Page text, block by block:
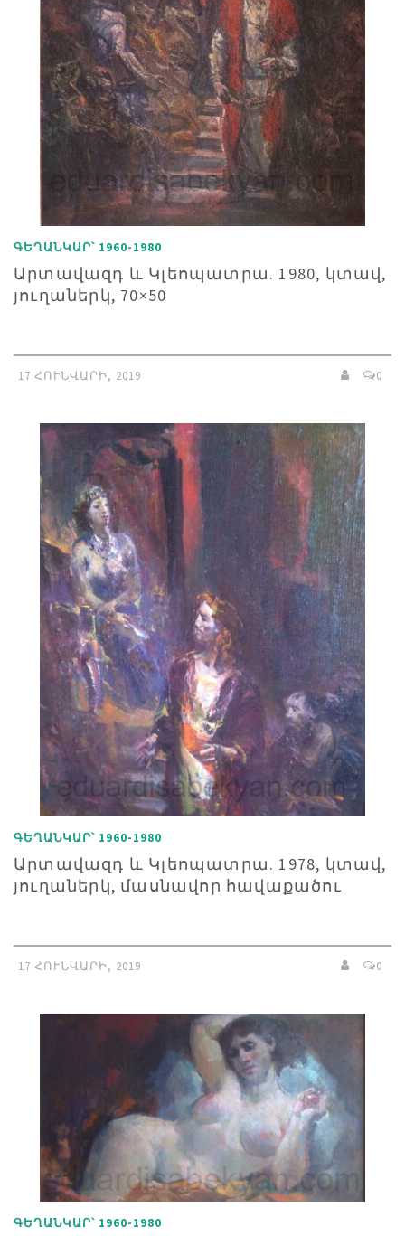
ԳԵՂԱՆԿԱՐ՝ 1960-1980
Արտավազդ և Կլեոպատրա. 1980, կտավ,
յուղաներկ, 70×50
17 ՀՈՒՆՎԱՐԻ, 2019 0
ԳԵՂԱՆԿԱՐ՝ 1960-1980
Արտավազդ և Կլեոպատրա. 1978, կտավ,
յուղաներկ, մասնավոր հավաքածու
17 ՀՈՒՆՎԱՐԻ, 2019 0
ԳԵՂԱՆԿԱՐ՝ 1960-1980